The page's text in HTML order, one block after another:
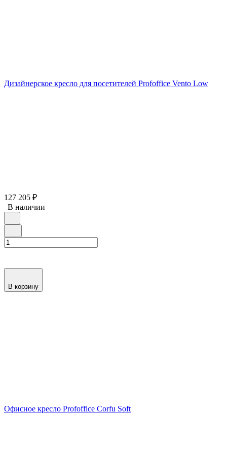
Дизайнерское кресло для посетителей Profoffice Vento Low
127 205 ₽
В наличии
В корзину
Офисное кресло Profoffice Corfu Soft